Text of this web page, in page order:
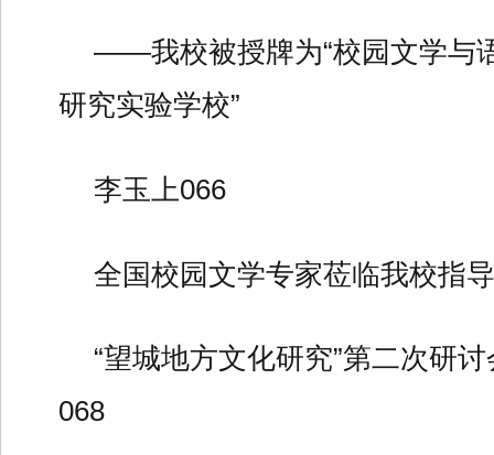
——我校被授牌为“校园文学与
研究实验学校”
李玉上066
全国校园文学专家莅临我校指
“望城地方文化研究”第二次研
068